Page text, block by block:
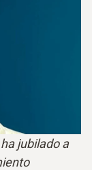
jubilado a